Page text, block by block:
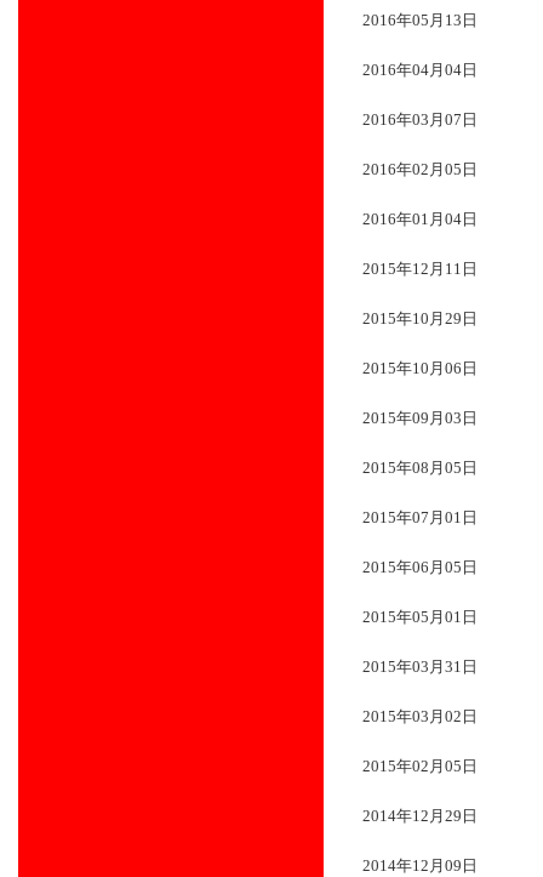
2016年05月13日
2016年04月04日
2016年03月07日
2016年02月05日
2016年01月04日
2015年12月11日
2015年10月29日
2015年10月06日
2015年09月03日
2015年08月05日
2015年07月01日
2015年06月05日
2015年05月01日
2015年03月31日
2015年03月02日
2015年02月05日
2014年12月29日
2014年12月09日